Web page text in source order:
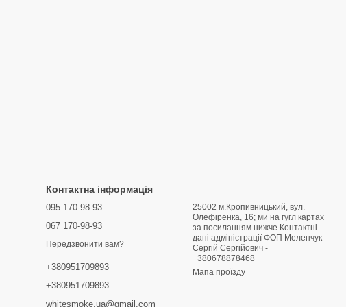
Контактна інформація
095 170-98-93
067 170-98-93
Передзвонити вам?
+380951709893
+380951709893
whitesmoke.ua@gmail.com
25002 м.Кропивницький, вул.
Олефіренка, 16; ми на гугл картах
за посиланням нижче Контактні
дані адміністрації ФОП Меленчук
Сергій Сергійович -
+380678878468
Мапа проїзду